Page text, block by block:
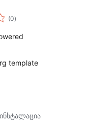
(0საერთო
რეიტინგი
)
template